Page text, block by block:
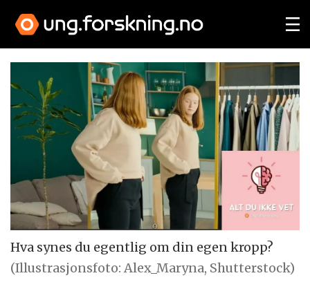
Hva synes du egentlig om din egen kropp?
(Illustrasjonsfoto: Alex_Maryna, Shutterstock)